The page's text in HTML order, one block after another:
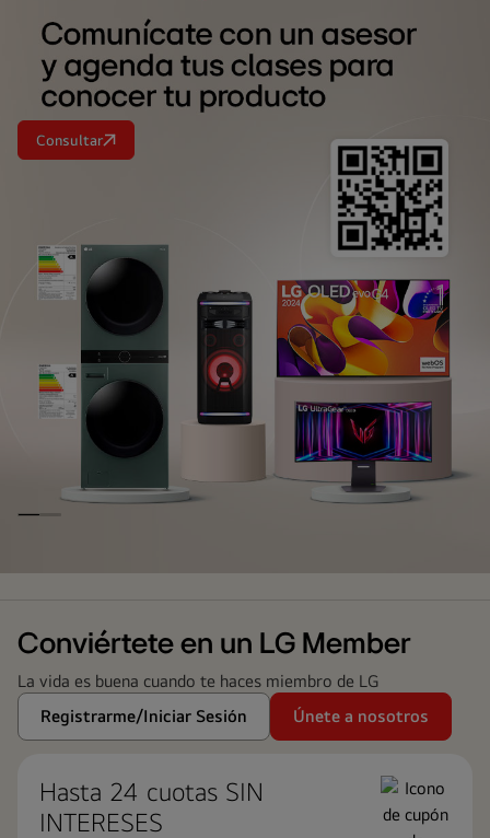
Club
<br>
<br>
Consultar
Conviértete en un LG Member
La vida es buena cuando te haces miembro de LG
Registrarme/Iniciar Sesión
Únete a nosotros
Hasta 24 cuotas ​SIN
INTERESES